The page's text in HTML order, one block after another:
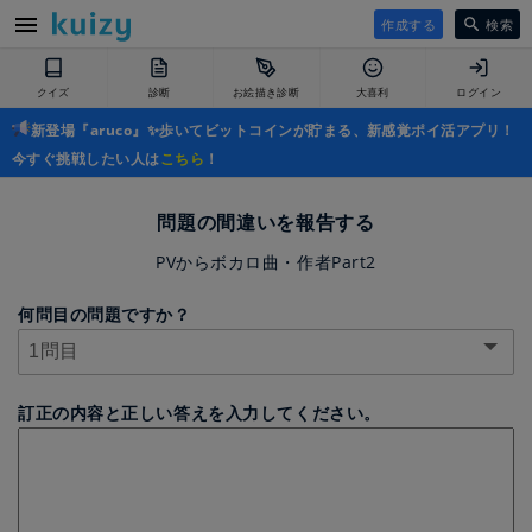
作成する 検索
クイズ 診断 お絵描き診断 大喜利 ログイン
新登場『aruco』✨歩いてビットコインが貯まる、新感覚ポイ活アプリ！
今すぐ挑戦したい人はこちら ！
問題の間違いを報告する
PVからボカロ曲・作者Part2
何問目の問題ですか？
訂正の内容と正しい答えを入力してください。